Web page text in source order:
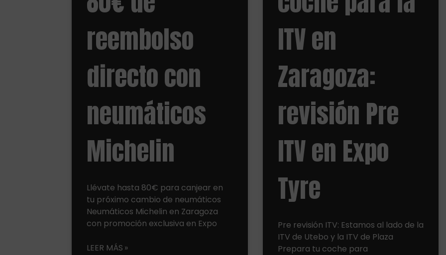
reembolso
directo con
neumáticos
Michelin
Llévate hasta 80€ para canjear en
tu próximo cambio de neumáticos
Neumáticos Michelin en Zaragoza
con promoción exclusiva en Expo
LEER MÁS
ITV en
Zaragoza:
revisión Pre
ITV en Expo
Tyre
Pre revisión ITV: Estamos al lado de la
ITV de Utebo y la ITV de Plaza
Prepara tu coche para